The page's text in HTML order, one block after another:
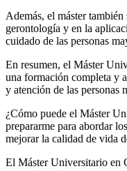
Además, el máster
gerontología y en la
cuidado de las personas
En resumen, el Máster
una formación completa y
y atención de las personas
¿Cómo puede el Máster
prepararme para abordar
mejorar la calidad de vida
El Máster Universitario en